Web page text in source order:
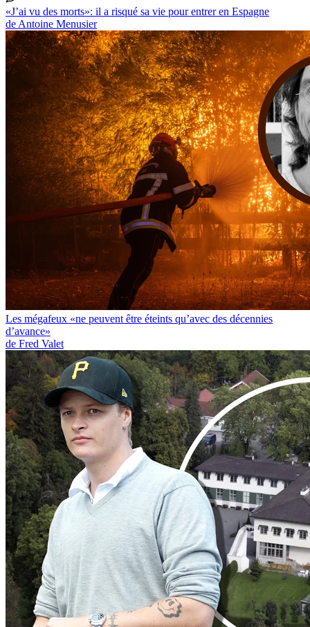
«J’ai vu des morts»: il a risqué sa vie pour entrer en Espagne
de Antoine Menusier
Les mégafeux «ne peuvent être éteints qu’avec des décennies
d’avance»
de Fred Valet